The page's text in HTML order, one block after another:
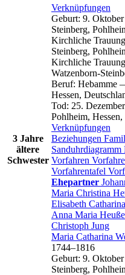
3 Jahre
ältere
Schwester
Verknüpfungen
Geburt: 9.
Steinberg,
Kirchliche Trauung
Steinberg,
Kirchliche Trauung
Watzenborn-
Beruf: Hebamme
Hessen,
Tod: 25.
Pohlheim,
Verknüpfungen
Beziehungen
Sanduhrdiagramm
Vorfahren
Vorfahrentafel
Ehepartner
Maria Christina
Elisabeth Catharina
Anna Maria
Christoph Jung
Maria Catharina
1744–1816
Geburt: 9.
Steinberg,